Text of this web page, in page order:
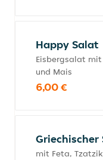
Happy Salat
Eisbergsalat mit
und Mais
6,00 €
Griechischer
mit Feta,